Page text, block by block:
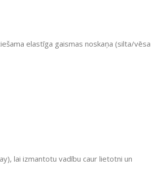
elastīga gaismas noskaņa (silta/vēsa
lai izmantotu vadību caur lietotni un